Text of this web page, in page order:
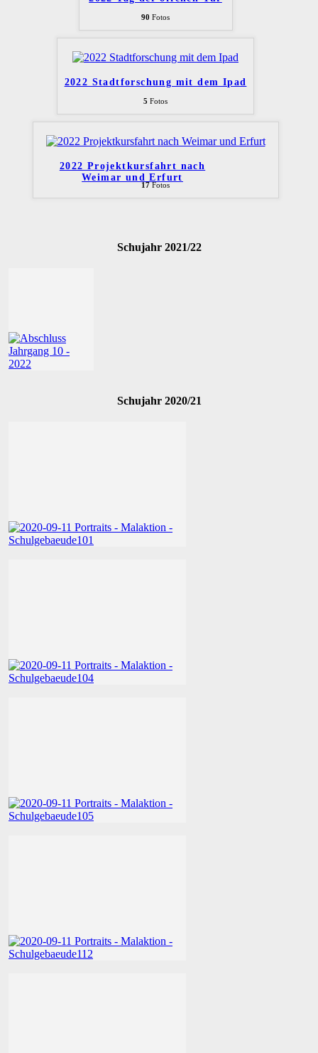
90 Fotos
2022 Stadtforschung mit dem Ipad
5 Fotos
2022 Projektkursfahrt nach
Weimar und Erfurt
17 Fotos
Schujahr 2021/22
Schujahr 2020/21